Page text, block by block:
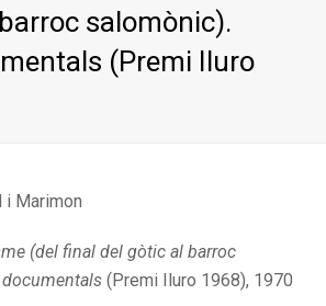
salomònic).
(Premi Iluro
i Marimon
(del final del gòtic al barroc
(Premi Iluro 1968), 1970